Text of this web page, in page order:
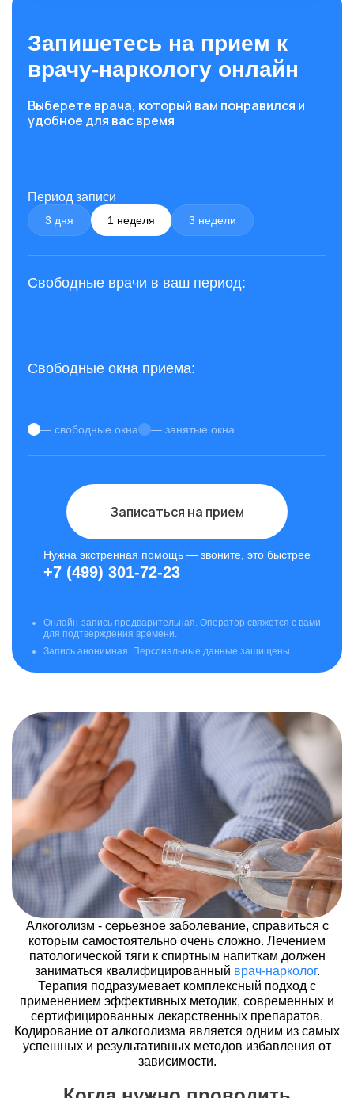
Запишетесь на прием к
врачу-наркологу онлайн
Выберете врача, который вам понравился и
удобное для вас время
Период записи
3 дня 1 неделя 3 недели
Свободные врачи в ваш период:
Свободные окна приема:
— свободные окна — занятые окна
Записаться на прием
Нужна экстренная помощь — звоните, это быстрее
+7 (499) 301-72-23
Онлайн-запись предварительная. Оператор свяжется с вами
для подтверждения времени.
Запись анонимная. Персональные данные защищены.
Алкоголизм - серьезное заболевание, справиться с
которым самостоятельно очень сложно. Лечением
патологической тяги к спиртным напиткам должен
заниматься квалифицированный врач-нарколог.
Терапия подразумевает комплексный подход с
применением эффективных методик, современных и
сертифицированных лекарственных препаратов.
Кодирование от алкоголизма является одним из самых
успешных и результативных методов избавления от
зависимости.